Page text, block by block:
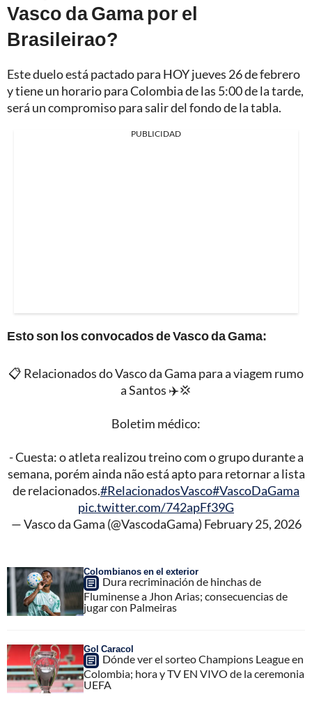
Vasco da Gama por el
Brasileirao?
Este duelo está pactado para HOY jueves 26 de febrero
y tiene un horario para Colombia de las 5:00 de la tarde,
será un compromiso para salir del fondo de la tabla.
PUBLICIDAD
Esto son los convocados de Vasco da Gama:
📋 Relacionados do Vasco da Gama para a viagem rumo
a Santos ✈️💢
Boletim médico:
- Cuesta: o atleta realizou treino com o grupo durante a
semana, porém ainda não está apto para retornar a lista
de relacionados.#RelacionadosVasco#VascoDaGama
pic.twitter.com/742apFf39G
— Vasco da Gama (@VascodaGama) February 25, 2026
Colombianos en el exterior
Dura recriminación de hinchas de
Fluminense a Jhon Arias; consecuencias de
jugar con Palmeiras
Gol Caracol
Dónde ver el sorteo Champions League en
Colombia; hora y TV EN VIVO de la ceremonia
UEFA